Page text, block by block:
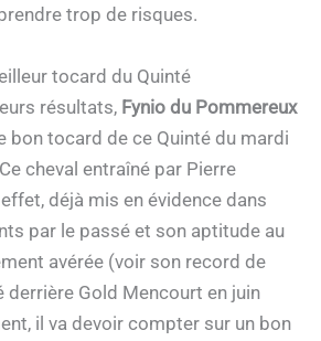
trop de risques.
tocard du Quinté
résultats, Fynio du Pommereux
bon tocard de ce Quinté du mardi
cheval entraîné par Pierre
déjà mis en évidence dans
par le passé et son aptitude au
avérée (voir son record de
derrière Gold Mencourt en juin
il va devoir compter sur un bon